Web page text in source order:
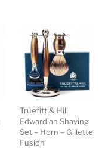
Truefitt & Hill
Edwardian Shaving
Set – Horn – Gillette
Fusion